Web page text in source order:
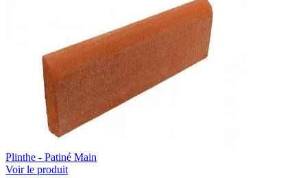
Plinthe - Patiné Main
Voir le produit